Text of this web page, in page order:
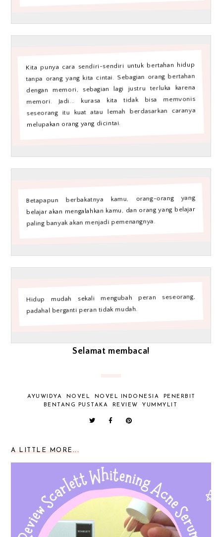
Kita punya cara sendiri-sendiri untuk bertahan hidup
tanpa orang yang kita cintai. Sebagian orang bertahan
dengan memori, sebagian lagi justru terluka karena
memori. Jadi... kurasa kita tidak bisa memvonis
seseorang itu kuat atau lemah berdasarkan caranya
melupakan orang yang dicintai.
Betapapun berbakatnya kamu, orang-orang yang
belajar akan mengalahkan kamu, dan orang yang belajar
paling banyak akan menjadi pemenangnya.
Hidup mudah sekali mengubah peran seseorang,
padahal berganti peran tidak mudah.
Selamat membaca!
AYUWIDYA NOVEL NOVEL INDONESIA
PENERBIT
BENTANG PUSTAKA
REVIEW YUMMYLIT
A LITTLE MORE...